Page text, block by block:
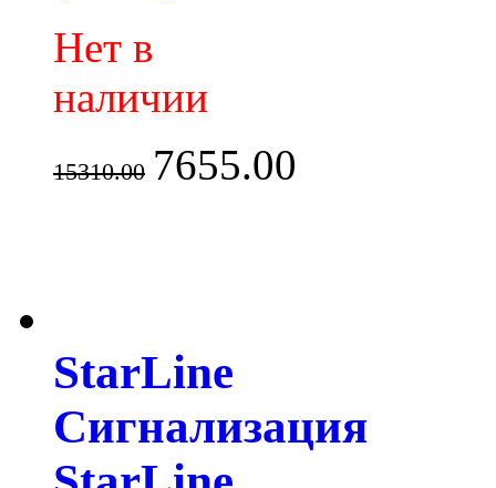
Нет в
наличии
15310.00 7655.00
StarLine
Сигнализация